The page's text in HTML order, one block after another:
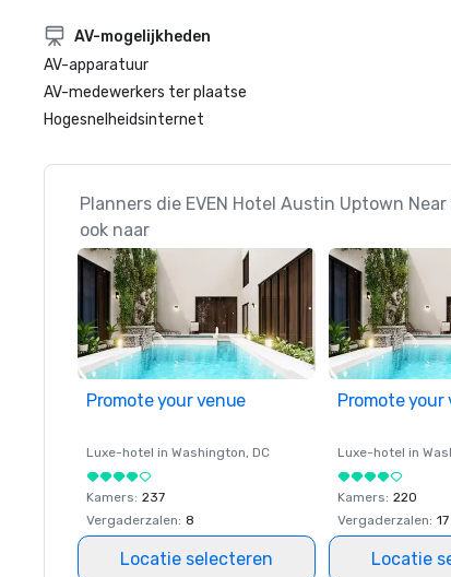
AV-mogelijkheden
AV-apparatuur
AV-medewerkers ter plaatse
Hogesnelheidsinternet
Planners die EVEN Hotel Austin Uptown
ook naar
Promote your venue
Luxe-hotel in Washington, DC
Kamers: 237
Vergaderzalen: 8
Locatie selecteren
Promote your
Luxe-hotel in
Kamers: 220
Vergaderzalen: 17
Locatie